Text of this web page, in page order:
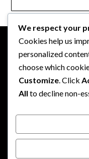
PRÁVNÍ
Kdo jsme
We respect your
Cookies help us
personalized
choose which
Customize . Click
All to decline non-